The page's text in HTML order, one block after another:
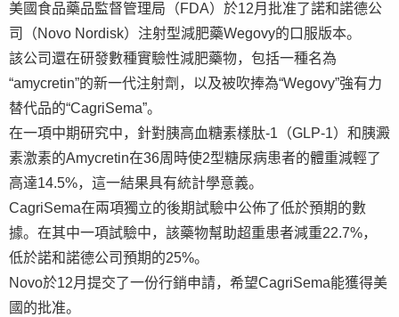
美國食品藥品監督管理局（FDA）於12月批准了諾和諾德公
司（Novo Nordisk）注射型減肥藥Wegovy的口服版本。
該公司還在研發數種實驗性減肥藥物，包括一種名為
“amycretin”的新一代注射劑，以及被吹捧為“Wegovy”強有力
替代品的“CagriSema”。
在一項中期研究中，針對胰高血糖素樣肽-1（GLP-1）和胰澱
素激素的Amycretin在36周時使2型糖尿病患者的體重減輕了
高達14.5%，這一結果具有統計學意義。
CagriSema在兩項獨立的後期試驗中公佈了低於預期的數
據。在其中一項試驗中，該藥物幫助超重患者減重22.7%，
低於諾和諾德公司預期的25%。
Novo於12月提交了一份行銷申請，希望CagriSema能獲得美
國的批准。